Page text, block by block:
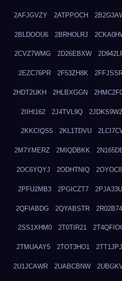
2AFJGVZY 2ATPPOCH
2BLDOOU6 2BRHOLRJ
2CVZ7WMG 2D26EBXW
2EZC76PR 2F53ZH8K
2HDT2UKH 2HLBXGGN
2IIHI162 2J4TVL9Q
2KKCIQS5 2KL1TDVU
2M7YMERZ 2MIQDBKK
2OC6YQYJ 2ODHTNIQ
2PFU2MB3 2PGICZT7
2QFIABDG 2QYABSTR
2SS1XHM0 2T0TIR21
2TMUAAY5 2TOT3HO1
2U1JCAWR 2UABCBNW